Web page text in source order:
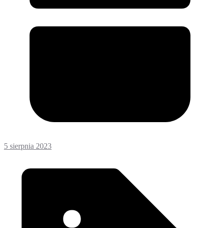
5 sierpnia 2023